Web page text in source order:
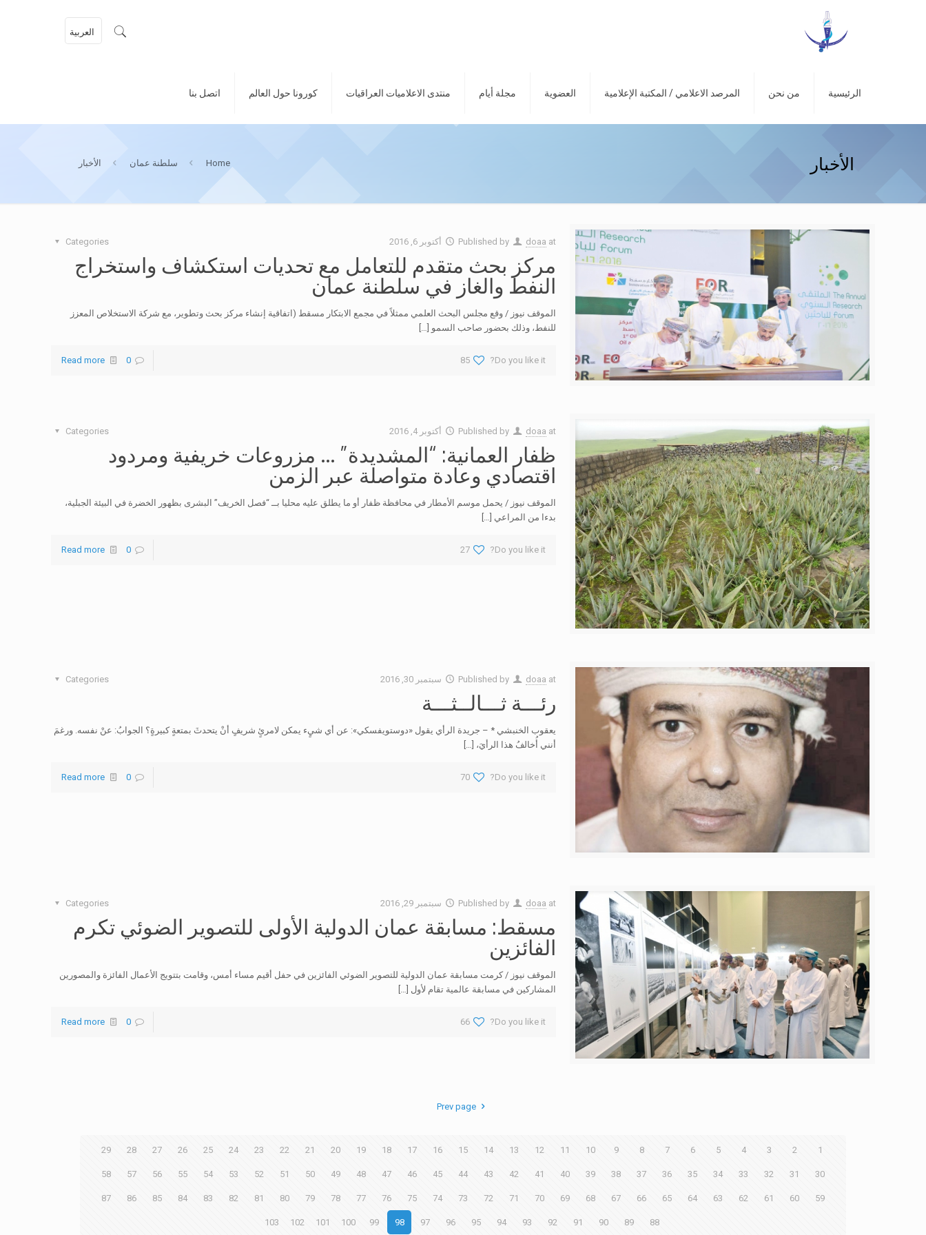
الرئيسية من نحن المرصد الاعلامي / المكتبة الإعلامية العضوية مجلة أيام منتدى الاعلاميات العراقيات كورونا حول العالم اتصل بنا
العربية
الأخبار Home سلطنة عمان الأخبار
Published by doaa at أكتوبر 6, 2016 Categories
مركز بحث متقدم للتعامل مع تحديات استكشاف واستخراج
النفط والغاز في سلطنة عمان
الموقف نيوز / وقع مجلس البحث العلمي ممثلاً في مجمع الابتكار مسقط (اتفاقية إنشاء مركز بحث وتطوير، مع شركة الاستخلاص المعزز
للنفط، وذلك بحضور صاحب السمو […]
Do you like it?
85
0
Read more
Published by doaa at أكتوبر 4, 2016 Categories
ظفار العمانية: “المشديدة” … مزروعات خريفية ومردود
اقتصادي وعادة متواصلة عبر الزمن
الموقف نيوز / يحمل موسم الأمطار في محافظة ظفار أو ما يطلق عليه محليا بــ “فصل الخريف” البشرى بظهور الخضرة في البيئة الجبلية،
بدءا من المراعي […]
Do you like it?
27
0
Read more
Published by doaa at سبتمبر 30, 2016 Categories
رئـــة ثـــالــثـــة
يعقوب الخنبشي * – جريدة الرأي يقول «دوستويفسكي»: عن أي شيٍء يمكن لامرئٍ شريفٍ أنْ يتحدثَ بمتعةٍ كبيرةٍ؟ الجوابُ: عنْ نفسه. ورغمَ
أنني أُخالفُ هذا الرأيَ، […]
Do you like it?
70
0
Read more
Published by doaa at سبتمبر 29, 2016 Categories
مسقط: مسابقة عمان الدولية الأولى للتصوير الضوئي تكرم
الفائزين
الموقف نيوز / كرمت مسابقة عمان الدولية للتصوير الضوئي الفائزين في حفل أقيم مساء أمس، وقامت بتتويج الأعمال الفائزة والمصورين
المشاركين في مسابقة عالمية تقام لأول […]
Do you like it?
66
0
Read more
Prev page
1
2
3
4
5
6
7
8
9
10
11
12
13
14
15
16
17
18
19
20
21
22
23
24
25
26
27
28
29
30
31
32
33
34
35
36
37
38
39
40
41
42
43
44
45
46
47
48
49
50
51
52
53
54
55
56
57
58
59
60
61
62
63
64
65
66
67
68
69
70
71
72
73
74
75
76
77
78
79
80
81
82
83
84
85
86
87
88
89
90
91
92
93
94
95
96
97
98
99
100
101
102
103